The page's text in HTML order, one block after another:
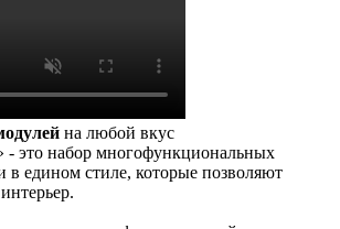
на любой вкус
- это набор многофункциональных
в едином стиле, которые позволяют